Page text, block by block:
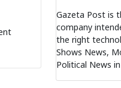
Gazeta Post is
company
the right
Shows News,
Political News